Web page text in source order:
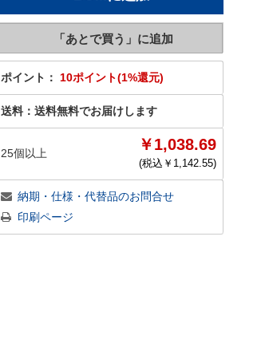
ポイント： 10ポイント(1%還元)
送料： 送料無料でお届けします
25個以上 ￥1,038.69
(税込￥ 1,142.55)
納期・仕様・代替品のお問合せ
印刷ページ